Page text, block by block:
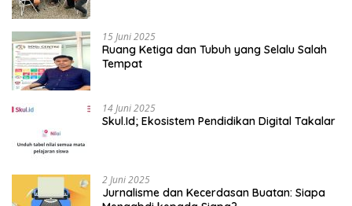
15 Juni 2025
Ruang Ketiga dan Tubuh yang Selalu Salah
Tempat
14 Juni 2025
Skul.Id; Ekosistem Pendidikan Digital Takalar
2 Juni 2025
Jurnalisme dan Kecerdasan Buatan: Siapa